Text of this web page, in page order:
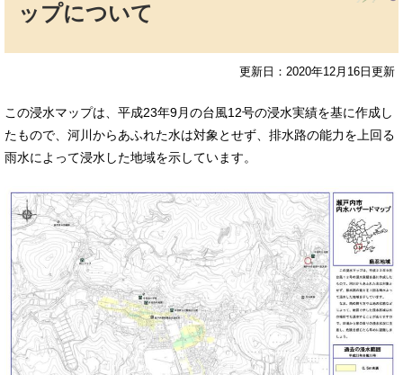
ップについて
更新日：2020年12月16日更新
この浸水マップは、平成23年9月の台風12号の浸水実績を基に作成し
たもので、河川からあふれた水は対象とせず、排水路の能力を上回る
雨水によって浸水した地域を示しています。